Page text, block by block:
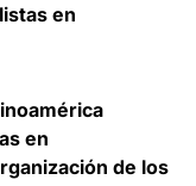
en
en
de los